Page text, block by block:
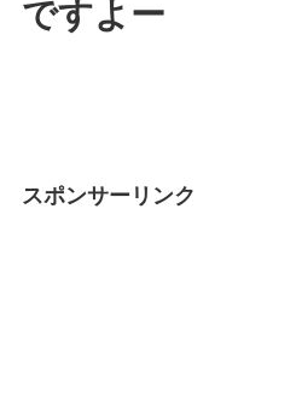
ですよー
スポンサーリンク